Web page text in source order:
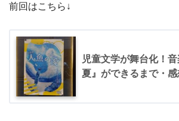
前回はこちら↓
児童文学が舞台化！
夏』ができるまで・